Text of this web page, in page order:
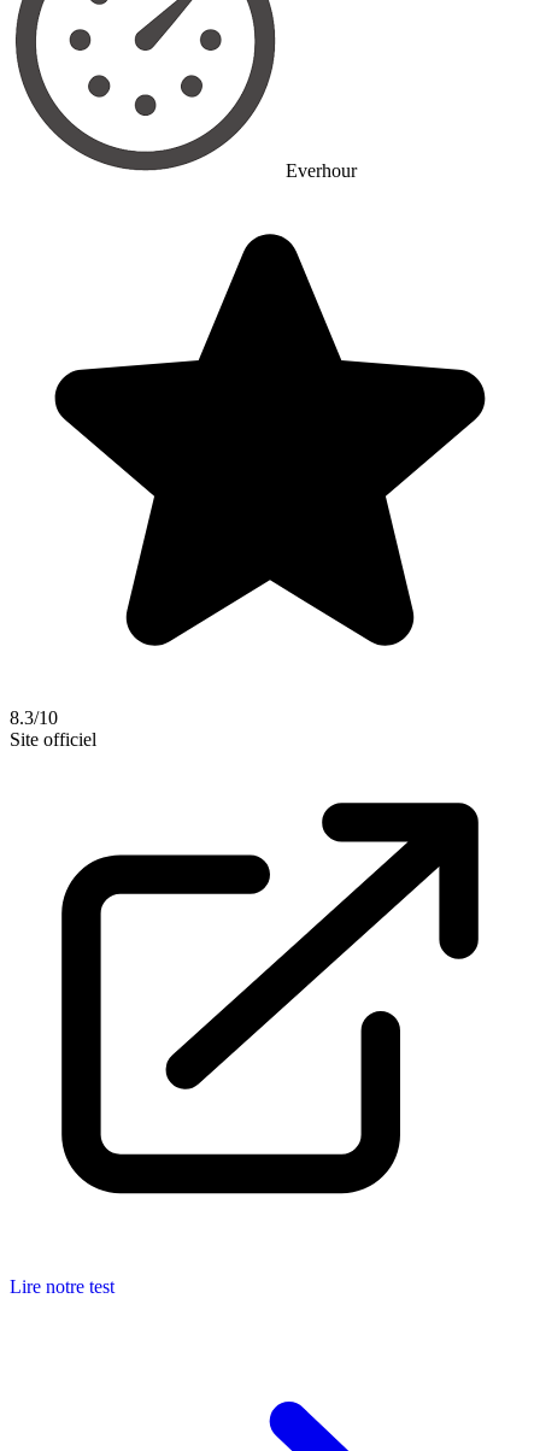
Everhour
8.3/10
Site officiel
Lire notre test